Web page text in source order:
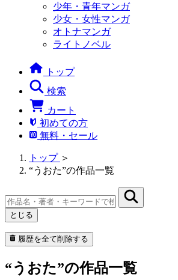
少年・青年マンガ
少女・女性マンガ
オトナマンガ
ライトノベル
トップ
検索
カート
初めての方
無料・セール
トップ ＞
“うおた”の作品一覧
とじる
履歴を全て削除する
“うおた”の作品一覧